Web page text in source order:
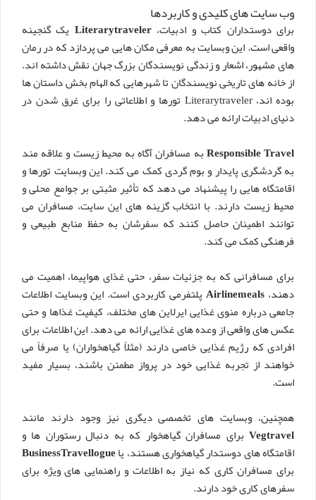
وب سایت های کلیدی و کاربردها
برای دوستداران کتاب و ادبیات،Literarytraveler یک گنجینه
واقعی است. این وبسایت به معرفی مکان هایی می پردازد که در رمان
های مشهور، اشعار و زندگی نویسندگان بزرگ جهان نقش داشته اند.
از خانه های تاریخی نویسندگان تا شهرهایی که الهام بخش داستان ها
بوده اند، Literarytraveler تورها و اطلاعاتی را برای غرق شدن در
دنیای ادبیات ارائه می دهد.
Responsible Travelبه مسافران آگاه به محیط زیست و علاقه مند
به گردشگری پایدار و بوم گردی کمک می کند. این وبسایت تورها و
اقامتگاه هایی را پیشنهاد می دهد که تأثیر مثبتی بر جوامع محلی و
محیط زیست دارند. با انتخاب گزینه های این سایت، مسافران می
توانند اطمینان حاصل کنند که سفرشان به حفظ منابع طبیعی و
فرهنگی کمک می کند.
برای مسافرانی که به جزئیات سفر، حتی غذای هواپیما، اهمیت می
دهند، Airlinemealsپلتفرمی کاربردی است. این وبسایت اطلاعات
جامعی درباره منوی غذایی ایرلاین های مختلف، کیفیت غذاها و حتی
عکس های واقعی از وعده های غذایی ارائه می دهد. این اطلاعات برای
افرادی که رژیم غذایی خاصی دارند (مثلاً گیاهخواران) یا صرفاً می
خواهند از تجربه غذایی خود در پرواز مطمئن باشند، بسیار مفید
است.
همچنین، وبسایت های تخصصی دیگری نیز وجود دارند مانند
Vegtravel برای مسافران گیاهخوار که به دنبال رستوران ها و
اقامتگاه های دوستدار گیاهخواری هستند، یاBusinessTravellogue
برای مسافران کاری که نیاز به اطلاعات و راهنمایی های ویژه برای
سفرهای کاری خود دارند.